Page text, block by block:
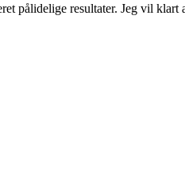
pålidelige resultater. Jeg vil